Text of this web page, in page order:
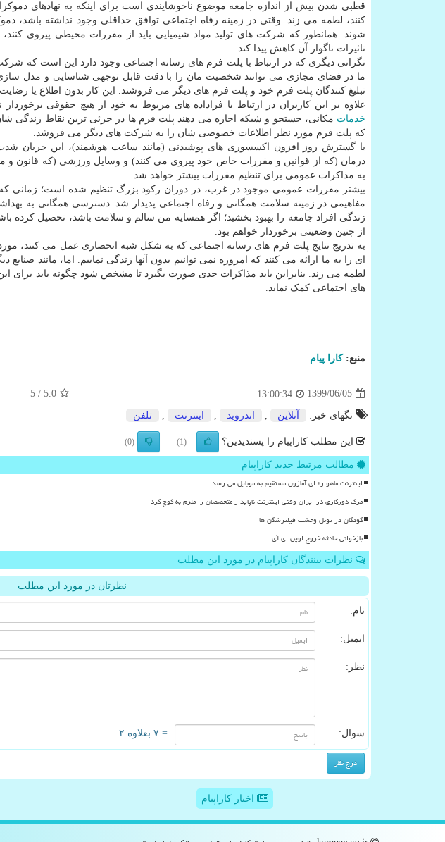
قطبی شدن بیش از اندازه جامعه موضوع ناخوشایندی است برای اینکه به نهادهای
کنند، لطمه می زند. وقتی در زمینه رفاه اجتماعی توافق حداقلی وجود نداشته باشد،
شوند. همانطور که شرکت های تولید مواد شیمیایی باید از مقررات محیطی پیروی کنند،
تاثیرات ناگوار آن کاهش پیدا کند.
نگرانی دیگری که در ارتباط با پلت فرم های رسانه اجتماعی وجود دارد این است که شرکت
ما در فضای مجازی می توانند شخصیت مان را با دقت قابل توجهی شناسایی و مدل
تبلیغ کنندگان پلت فرم خود و پلت فرم های دیگر می فروشند. این کار بدون اطلاع یا
علاوه بر این کاربران در ارتباط با فراداده های مربوط به خود از هیچ حقوقی
خدمات مکانی، جستجو و شبکه اجازه می دهند پلت فرم ها در جزئی ترین نقاط زندگی
که پلت فرم مورد نظر اطلاعات خصوصی شان را به شرکت های دیگر می فروشد.
با گسترش روز افزون اکسسوری های پوشیدنی (مانند ساعت هوشمند)، این جریان
درمان (که از قوانین و مقررات خاص خود پیروی می کنند) و وسایل ورزشی (که قانون و
به مذاکرات عمومی برای تنظیم مقررات بیشتر خواهد شد.
بیشتر مقررات عمومی موجود در غرب، در دوران رکود بزرگ تنظیم شده است؛
مفاهیمی در زمینه سلامت همگانی و رفاه اجتماعی پدیدار شد. دسترسی همگانی به
زندگی افراد جامعه را بهبود بخشید؛ اگر همسایه من سالم و سلامت باشد، تحصیل کرده
از چنین وضعیتی برخوردار خواهم بود.
به تدریج نتایج پلت فرم های رسانه اجتماعی که به شکل شبه انحصاری عمل می کنند،
ای را به ما ارائه می کنند که امروزه نمی توانیم بدون آنها زندگی نماییم. اما، مانند صنایع
لطمه می زند. بنابراین باید مذاکرات جدی صورت بگیرد تا مشخص شود چگونه باید برای
های اجتماعی کمک نماید.
منبع:كارا پیام
1399/06/05
13:00:34
5.0
/ 5
تگهای خبر: آنلاین اندروید اینترنت تلفن
این مطلب کاراپیام را پسندیدین؟ (1)
(0)
مطالب مرتبط جدید کاراپیام
اینترنت ماهواره ای آمازون مستقیم به موبایل می رسد
مرگ دورکاری در ایران وقتی اینترنت ناپایدار متخصصان را ملزم به کوچ کرد
کودکان در تونل وحشت فیلترشکن ها
بازخوانی حادثه خروج اوپن ای آی
نظرات بینندگان کاراپیام در مورد این مطلب
نظرتان در مورد این مطلب
نام:
ایمیل:
نظر:
سوال: = ۷ بعلاوه ۲
اخبار کاراپیام